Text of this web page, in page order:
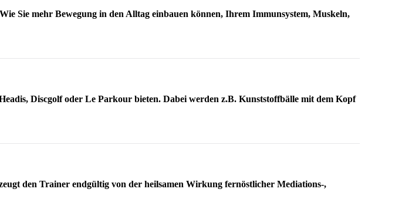
Sie mehr Bewegung in den Alltag einbauen können, Ihrem Immunsystem, Muskeln,
Discgolf oder Le Parkour bieten. Dabei werden z.B. Kunststoffbälle mit dem Kopf
den Trainer endgültig von der heilsamen Wirkung fernöstlicher Mediations-,